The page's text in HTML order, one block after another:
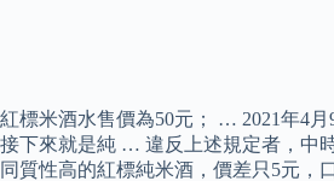
紅標米酒水售價為50元； … 2021年4
接下來就是純 … 違反上述規定者，中
同質性高的紅標純米酒，價差只5元，